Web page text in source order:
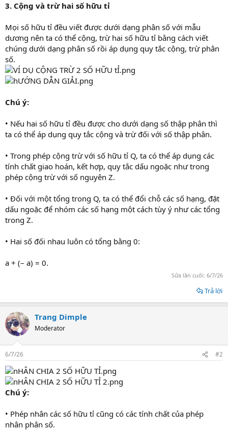
3. Cộng và trừ hai số hữu tỉ
Mọi số hữu tỉ đều viết được dưới dạng phân số với mẫu
dương nên ta có thể cộng, trừ hai số hữu tỉ bằng cách viết
chúng dưới dạng phân số rồi áp dụng quy tắc cộng, trừ phân
số.
Chú ý:
• Nếu hai số hữu tỉ đều được cho dưới dạng số thập phân thì
ta có thể áp dụng quy tắc cộng và trừ đối với số thập phân.
• Trong phép cộng trừ với số hữu tỉ Q, ta có thể áp dụng các
tính chất giao hoán, kết hợp, quy tắc dấu ngoặc như trong
phép cộng trừ với số nguyên Z.
• Đối với một tổng trong Q, ta có thể đổi chỗ các số hạng, đặt
dấu ngoặc để nhóm các số hạng một cách tùy ý như các tổng
trong Z.
• Hai số đối nhau luôn có tổng bằng 0:
a + (– a) = 0.
Sửa lần cuối: 6/7/26
Trả lời
Trang Dimple
Moderator
6/7/26 #2
Chú ý:
• Phép nhân các số hữu tỉ cũng có các tính chất của phép
nhân phân số.